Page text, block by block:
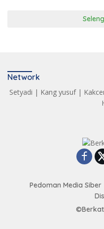
Network
Setyadi | Kang yusuf|
Pedoman Media Siber